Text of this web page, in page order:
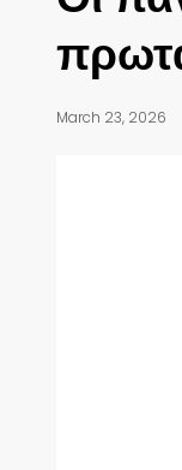
March 23, 2026